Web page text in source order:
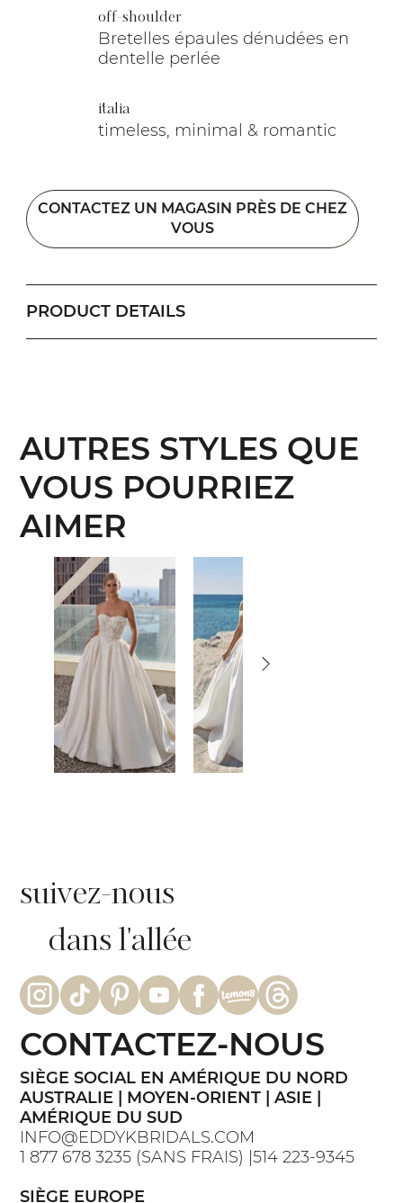
off-shoulder
Bretelles épaules dénudées en
dentelle perlée
italia
timeless, minimal & romantic
CONTACTEZ UN MAGASIN PRÈS DE CHEZ
VOUS
PRODUCT DETAILS
AUTRES STYLES QUE
VOUS POURRIEZ
AIMER
suivez-nous
dans l'allée
SIÈGE SOCIAL EN AMÉRIQUE DU NORD
AUSTRALIE | MOYEN-ORIENT | ASIE |
AMÉRIQUE DU SUD
INFO@EDDYKBRIDALS.COM
1 877 678 3235 (SANS FRAIS) |514 223-9345
SIÈGE EUROPE
CONTACTEZ-NOUS